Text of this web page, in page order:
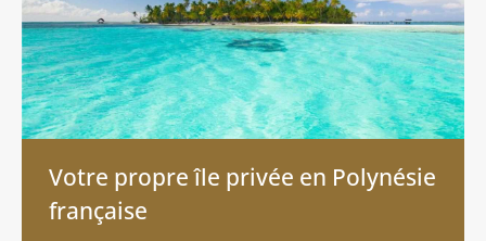
Votre propre île privée en Polynésie
française